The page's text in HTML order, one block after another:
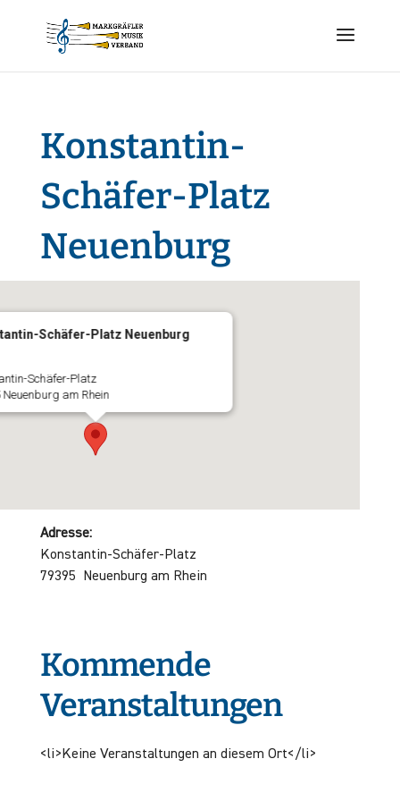
Konstantin-
Schäfer-Platz
Neuenburg
Schäfer-Platz Neuenburg
Schäfer-Platz
Neuenburg am Rhein
Adresse:
Konstantin-Schäfer-Platz
79395 Neuenburg am Rhein
Kommende
Veranstaltungen
<li>Keine Veranstaltungen an diesem Ort</li>